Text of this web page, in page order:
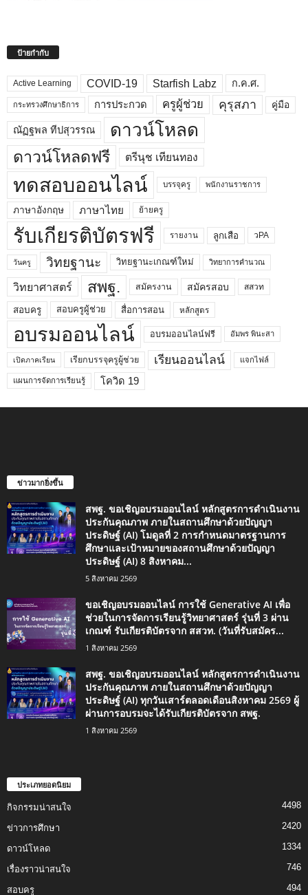
ป้ายกำกับ
Active Learning COVID-19 Starfish Labz ก.ค.ศ.
กระทรวงศึกษาธิการ การประกวด ครูผู้ช่วย คุรุสภา คู่มือ
ณัฏฐพล ทีปสุวรรณ ดาวน์โหลด
ดาวน์โหลดฟรี ตรีนุช เทียนทอง
ทดสอบออนไลน์ บรรจุครู พนักงานราชการ
ภาษาอังกฤษ ภาษาไทย ย้ายครู
รับเกียรติบัตรฟรี รายงาน ลูกเสือ วPA
วันครู วิทยฐานะ วิทยฐานะเกณฑ์ใหม่ วิทยาการคำนวณ
วิทยาศาสตร์ สพฐ. สมัครงาน สมัครสอบ สสวท
สอบครู สอบครูผู้ช่วย สื่อการสอน หลักสูตร
อบรมออนไลน์ อบรมออนไลน์ฟรี อัมพร พินะสา
เปิดภาคเรียน เรียกบรรจุครูผู้ช่วย เรียนออนไลน์ แจกไฟล์
แผนการจัดการเรียนรู้ โควิด 19
ข่าวมากยิ่งขึ้น
สพฐ. ขอเชิญอบรมออนไลน์ หลักสูตรการดำเนินงาน
ประกันคุณภาพ ภายในสถานศึกษาด้วยปัญญา
ประดิษฐ์ (AI) โมดูลที่ 2 การกำหนดมาตรฐานการ
ศึกษาและเป้าหมายของสถานศึกษาด้วยปัญญา
ประดิษฐ์ (AI) 8 สิงหาคม...
5 สิงหาคม 2569
ขอเชิญอบรมออนไลน์ การใช้ Generative AI เพื่อ
ช่วยในการจัดการเรียนรู้วิทยาศาสตร์ รุ่นที่ 3 ผ่าน
เกณฑ์ รับเกียรติบัตรจาก สสวท. (วันที่รับสมัคร...
1 สิงหาคม 2569
สพฐ. ขอเชิญอบรมออนไลน์ หลักสูตรการดำเนินงาน
ประกันคุณภาพ ภายในสถานศึกษาด้วยปัญญา
ประดิษฐ์ (AI) ทุกวันเสาร์ตลอดเดือนสิงหาคม 2569 ผู้
ผ่านการอบรมจะได้รับเกียรติบัตรจาก สพฐ.
1 สิงหาคม 2569
ประเภทยอดนิยม
กิจกรรมน่าสนใจ 4498
ข่าวการศึกษา 2420
ดาวน์โหลด 1334
เรื่องราวน่าสนใจ 746
สอบครู 494